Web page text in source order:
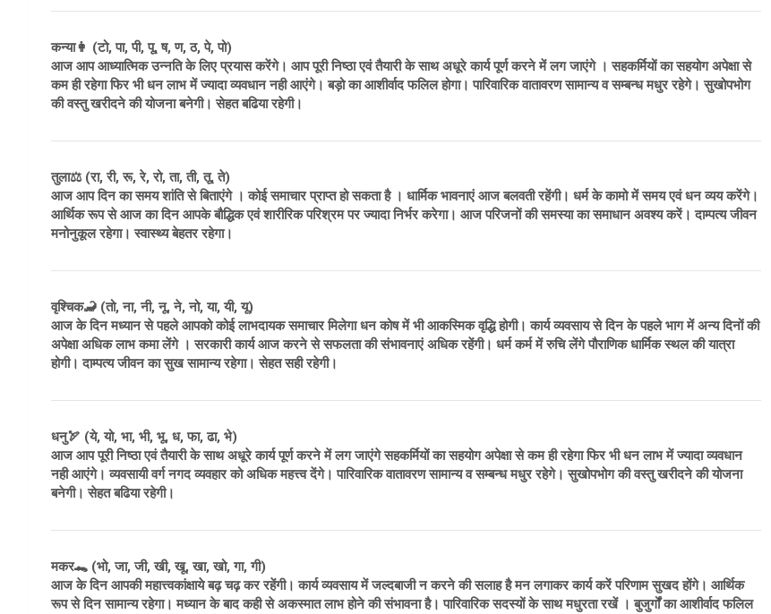
कन्या👩 (टो, पा, पी, पू, ष, ण, ठ, पे, पो)
आज आप आध्यात्मिक उन्नति के लिए प्रयास करेंगे। आप पूरी निष्ठा एवं तैयारी के साथ अधूरे कार्य पूर्ण करने में लग जाएंगे । सहकर्मियों का सहयोग अपेक्षा से
कम ही रहेगा फिर भी धन लाभ में ज्यादा व्यवधान नही आएंगे। बड़ो का आशीर्वाद फलिल होगा। पारिवारिक वातावरण सामान्य व सम्बन्ध मधुर रहेगे। सुखोपभोग
की वस्तु खरीदने की योजना बनेगी। सेहत बढिया रहेगी।
तुला⚖️ (रा, री, रू, रे, रो, ता, ती, तू, ते)
आज आप दिन का समय शांति से बिताएंगे । कोई समाचार प्राप्त हो सकता है । धार्मिक भावनाएं आज बलवती रहेंगी। धर्म के कामो में समय एवं धन व्यय करेंगे।
आर्थिक रूप से आज का दिन आपके बौद्धिक एवं शारीरिक परिश्रम पर ज्यादा निर्भर करेगा। आज परिजनों की समस्या का समाधान अवश्य करें। दाम्पत्य जीवन
मनोनुकूल रहेगा। स्वास्थ्य बेहतर रहेगा।
वृश्चिक🦂 (तो, ना, नी, नू, ने, नो, या, यी, यू)
आज के दिन मध्यान से पहले आपको कोई लाभदायक समाचार मिलेगा धन कोष में भी आकस्मिक वृद्धि होगी। कार्य व्यवसाय से दिन के पहले भाग में अन्य दिनों की
अपेक्षा अधिक लाभ कमा लेंगे । सरकारी कार्य आज करने से सफलता की संभावनाएं अधिक रहेंगी। धर्म कर्म में रुचि लेंगे पौराणिक धार्मिक स्थल की यात्रा
होगी। दाम्पत्य जीवन का सुख सामान्य रहेगा। सेहत सही रहेगी।
धनु🏹 (ये, यो, भा, भी, भू, ध, फा, ढा, भे)
आज आप पूरी निष्ठा एवं तैयारी के साथ अधूरे कार्य पूर्ण करने में लग जाएंगे सहकर्मियों का सहयोग अपेक्षा से कम ही रहेगा फिर भी धन लाभ में ज्यादा व्यवधान
नही आएंगे। व्यवसायी वर्ग नगद व्यवहार को अधिक महत्त्व देंगे। पारिवारिक वातावरण सामान्य व सम्बन्ध मधुर रहेगे। सुखोपभोग की वस्तु खरीदने की योजना
बनेगी। सेहत बढिया रहेगी।
मकर🐊 (भो, जा, जी, खी, खू, खा, खो, गा, गी)
आज के दिन आपकी महात्त्वकांक्षाये बढ़ चढ़ कर रहेंगी। कार्य व्यवसाय में जल्दबाजी न करने की सलाह है मन लगाकर कार्य करें परिणाम सुखद होंगे। आर्थिक
रूप से दिन सामान्य रहेगा। मध्यान के बाद कही से अकस्मात लाभ होने की संभावना है। पारिवारिक सदस्यों के साथ मधुरता रखें । बुजुर्गों का आशीर्वाद फलिल